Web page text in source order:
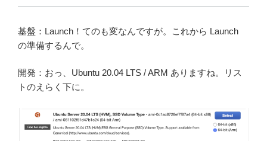
基盤：Launch！てのも変なんですが。これから Launch
の準備するんで。
開発：おっ、Ubuntu 20.04 LTS / ARM ありますね。リス
トのえらく下に。